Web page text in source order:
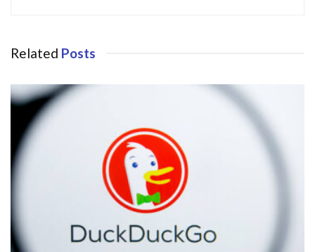
Related Posts